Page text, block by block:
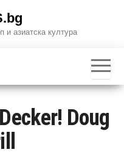
и азиатска култура
Doug